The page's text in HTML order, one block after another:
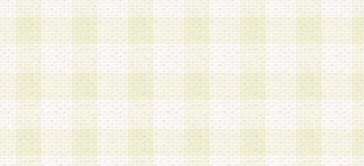
5.当社は、必要と認めた場合、会員に対して、電
手段により登録情報の対象者が会員登録者本人で
の内容が正確であること、アンケートの回答内容
うことができるものとます。
6.会員は、会員登録後当社が定期的に行う登録情
して、当社指定の期間内に更新手続きを行うもの
該期間内に更新手続きを行わない場合、その時点
発行したポイントは失効されるものとします。